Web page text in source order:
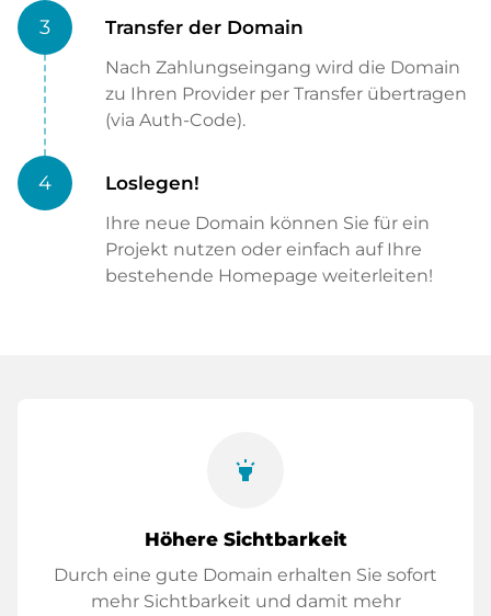
3 Transfer der Domain
Nach Zahlungseingang wird die Domain
zu Ihren Provider per Transfer übertragen
(via Auth-Code).
4 Loslegen!
Ihre neue Domain können Sie für ein
Projekt nutzen oder einfach auf Ihre
bestehende Homepage weiterleiten!
highlight
Höhere Sichtbarkeit
Durch eine gute Domain erhalten Sie sofort
mehr Sichtbarkeit und damit mehr